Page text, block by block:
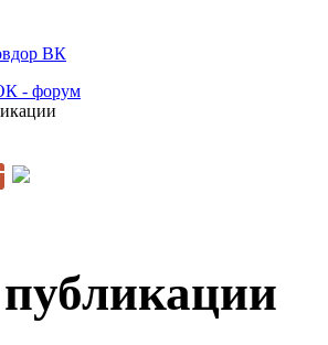
ВК
- форум